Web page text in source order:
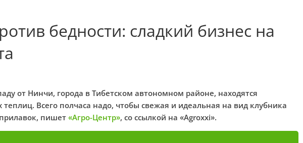
бедности: сладкий бизнес на
от Нинчи, города в Тибетском автономном районе, находятся
Всего полчаса надо, чтобы свежая и идеальная на вид клубника
пишет «Агро-Центр», со ссылкой на «Аgroxxi».